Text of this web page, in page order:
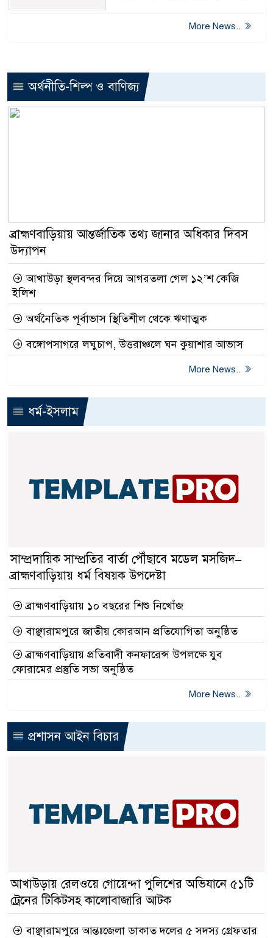
More News..
অর্থনীতি-শিল্প ও বাণিজ্য
ব্রাহ্মণবাড়িয়ায় আন্তর্জাতিক তথ্য জানার অধিকার দিবস
উদ্যাপন
আখাউড়া স্থলবন্দর দিয়ে আগরতলা গেল ১২’শ কেজি
ইলিশ
অর্থনৈতিক পূর্বাভাস স্থিতিশীল থেকে ঋণাত্মক
বঙ্গোপসাগরে লঘুচাপ, উত্তরাঞ্চলে ঘন কুয়াশার আভাস
More News..
ধর্ম-ইসলাম
সাম্প্রদায়িক সাম্প্রতির বার্তা পৌঁছাবে মডেল মসজিদ–
ব্রাহ্মণবাড়িয়ায় ধর্ম বিষয়ক উপদেষ্টা
ব্রাহ্মণবাড়িয়ায় ১০ বছরের শিশু নিখোঁজ
বাঞ্ছারামপুরে জাতীয় কোরআন প্রতিযোগিতা অনুষ্ঠিত
ব্রাহ্মণবাড়িয়ায় প্রতিবাদী কনফারেন্স উপলক্ষে যুব
ফোরামের প্রস্তুতি সভা অনুষ্ঠিত
More News..
প্রশাসন আইন বিচার
আখাউড়ায় রেলওয়ে গোয়েন্দা পুলিশের অভিযানে ৫১টি
ট্রেনের টিকিটসহ কালোবাজারি আটক
বাঞ্ছারামপুরে আন্তঃজেলা ডাকাত দলের ৫ সদস্য গ্রেফতার